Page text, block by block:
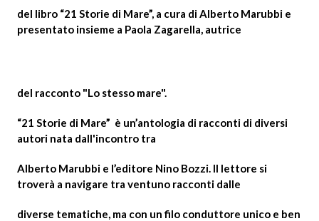
del libro “21 Storie di Mare”, a cura di Alberto Marubbi e
presentato insieme a Paola Zagarella, autrice
del racconto "Lo stesso mare".
“21 Storie di Mare” è un’antologia di racconti di diversi
autori nata dall'incontro tra
Alberto Marubbi e l’editore Nino Bozzi. Il lettore si
troverà a navigare tra ventuno racconti dalle
diverse tematiche, ma con un filo conduttore unico e ben